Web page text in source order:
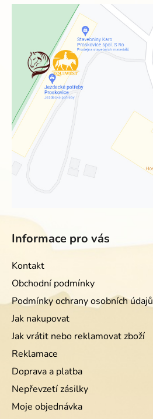
Informace pro vás
Kontakt
Obchodní podmínky
Podmínky ochrany osobních údajů
Jak nakupovat
Jak vrátit nebo reklamovat zboží
Reklamace
Doprava a platba
Nepřevzetí zásilky
Moje objednávka